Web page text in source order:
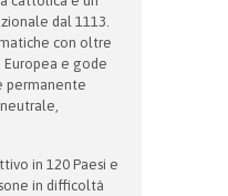
dal 1113.
con oltre
e gode
permanente
in 120 Paesi e
in difficoltà